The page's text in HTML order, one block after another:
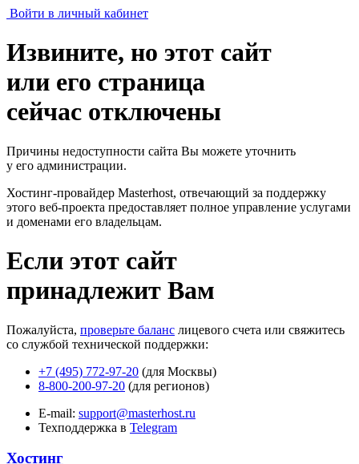
Войти в личный кабинет
Извините, но этот сайт
или его страница
сейчас отключены
Причины недоступности сайта Вы можете уточнить
у его администрации.
Хостинг-провайдер Masterhost, отвечающий за поддержку
этого веб-проекта предоставляет полное управление услугами
и доменами его владельцам.
Если этот сайт
принадлежит Вам
Пожалуйста, проверьте баланс лицевого счета или свяжитесь
со службой технической поддержки:
+7 (495) 772-97-20 (для Москвы)
8-800-200-97-20 (для регионов)
E-mail: support@masterhost.ru
Техподдержка в Telegram
Хостинг